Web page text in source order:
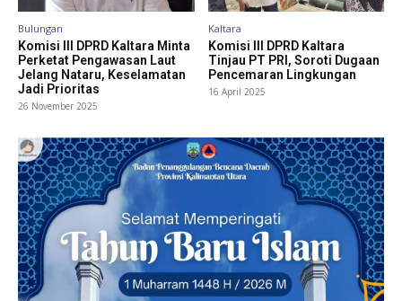
Bulungan
Komisi III DPRD Kaltara Minta
Perketat Pengawasan Laut
Jelang Nataru, Keselamatan
Jadi Prioritas
26 November 2025
Kaltara
Komisi III DPRD Kaltara
Tinjau PT PRI, Soroti Dugaan
Pencemaran Lingkungan
16 April 2025